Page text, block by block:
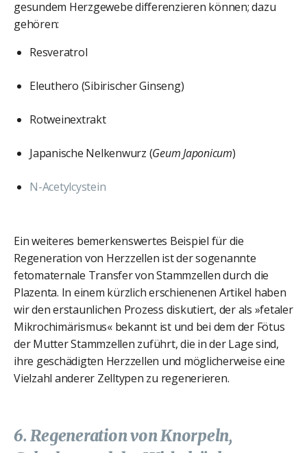
gesundem Herzgewebe differenzieren können; dazu
gehören:
Resveratrol
Eleuthero (Sibirischer Ginseng)
Rotweinextrakt
Japanische Nelkenwurz (Geum Japonicum)
N-Acetylcystein
Ein weiteres bemerkenswertes Beispiel für die
Regeneration von Herzzellen ist der sogenannte
fetomaternale Transfer von Stammzellen durch die
Plazenta. In einem kürzlich erschienenen Artikel haben
wir den erstaunlichen Prozess diskutiert, der als »fetaler
Mikrochimärismus« bekannt ist und bei dem der Fötus
der Mutter Stammzellen zuführt, die in der Lage sind,
ihre geschädigten Herzzellen und möglicherweise eine
Vielzahl anderer Zelltypen zu regenerieren.
6. Regeneration von Knorpeln,